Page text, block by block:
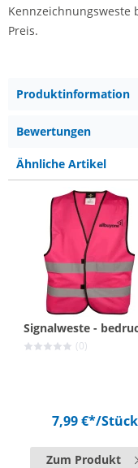
Kennzeichnungsweste
Preis.
Produktinformation
Bewertungen
Ähnliche Artikel
Signalweste -
(0)
7,99 €*/Stück
Zum Produkt